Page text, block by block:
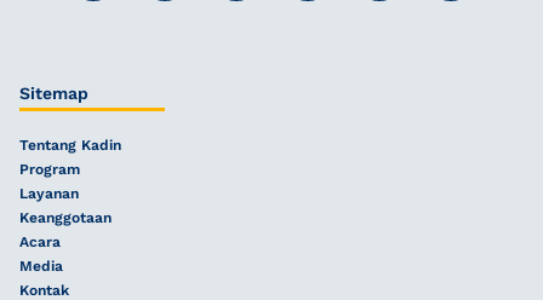
Sitemap
Tentang Kadin
Program
Layanan
Keanggotaan
Acara
Media
Kontak